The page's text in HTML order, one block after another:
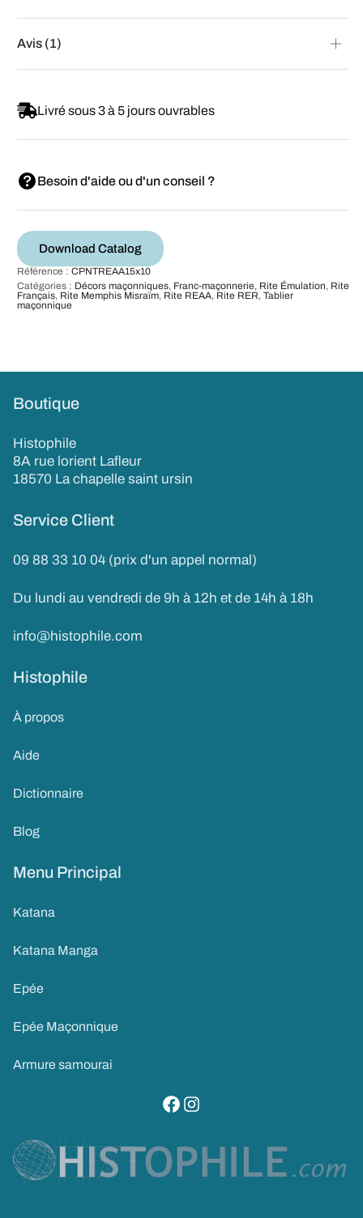
Avis (1)
Livré sous 3 à 5 jours ouvrables
Besoin d'aide ou d'un conseil ?
Download Catalog
Référence : CPNTREAA15x10
Catégories : Décors maçonniques, Franc-maçonnerie, Rite Émulation, Rite
Français, Rite Memphis Misraïm, Rite REAA, Rite RER, Tablier
maçonnique
Boutique
Histophile
8A rue lorient Lafleur
18570 La chapelle saint ursin
Service Client
09 88 33 10 04 (prix d'un appel normal)
Du lundi au vendredi de 9h à 12h et de 14h à 18h
info@histophile.com
Histophile
À propos
Aide
Dictionnaire
Blog
Menu Principal
Katana
Katana Manga
Epée
Epée Maçonnique
Armure samourai
visitez notre page facebook
suivez notre compte instagram